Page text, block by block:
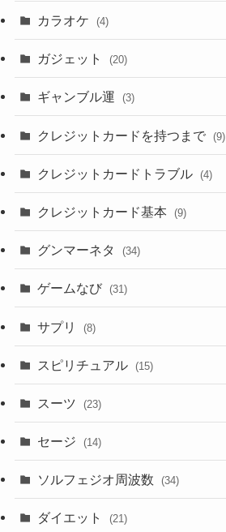
カラオケ (4)
ガジェット (20)
ギャンブル運 (3)
クレジットカードを持つまで (9)
クレジットカードトラブル (4)
クレジットカード基本 (9)
グンマーネタ (34)
ゲームなび (31)
サプリ (8)
スピリチュアル (15)
スーツ (23)
セージ (14)
ソルフェジオ周波数 (34)
ダイエット (21)